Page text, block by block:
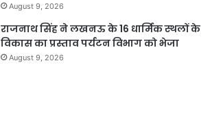
August 9, 2026
राजनाथ सिंह ने लखनऊ के 16 धार्मिक स्थलों के
विकास का प्रस्ताव पर्यटन विभाग को भेजा
August 9, 2026